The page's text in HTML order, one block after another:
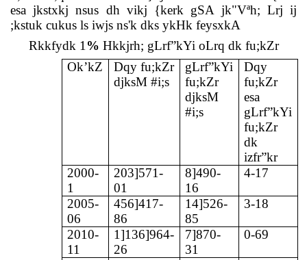
esa jkstxkj nsus dh vikj {kerk gSA jk"Vªh; Lrj ij
;kstuk cukus ls iwjs ns'k dks ykHk feysxkA
Rkkfydk 1 % Hkkjrh; gLrf”kYi oLrq dk fu;kZr
Ok’kZ
Dqy fu;kZr
djksM #i;s
gLrf”kYi
fu;kZr
djksM
#i;s
Dqy
fu;kZr
esa
gLrf”kYi
fu;kZr
dk
izfr”kr
2000-
1
203]571-
01
8]490-
16
4-17
2005-
06
456]417-
86
14]526-
85
3-18
2010-
11
1]136]964-
26
7]870-
31
0-69